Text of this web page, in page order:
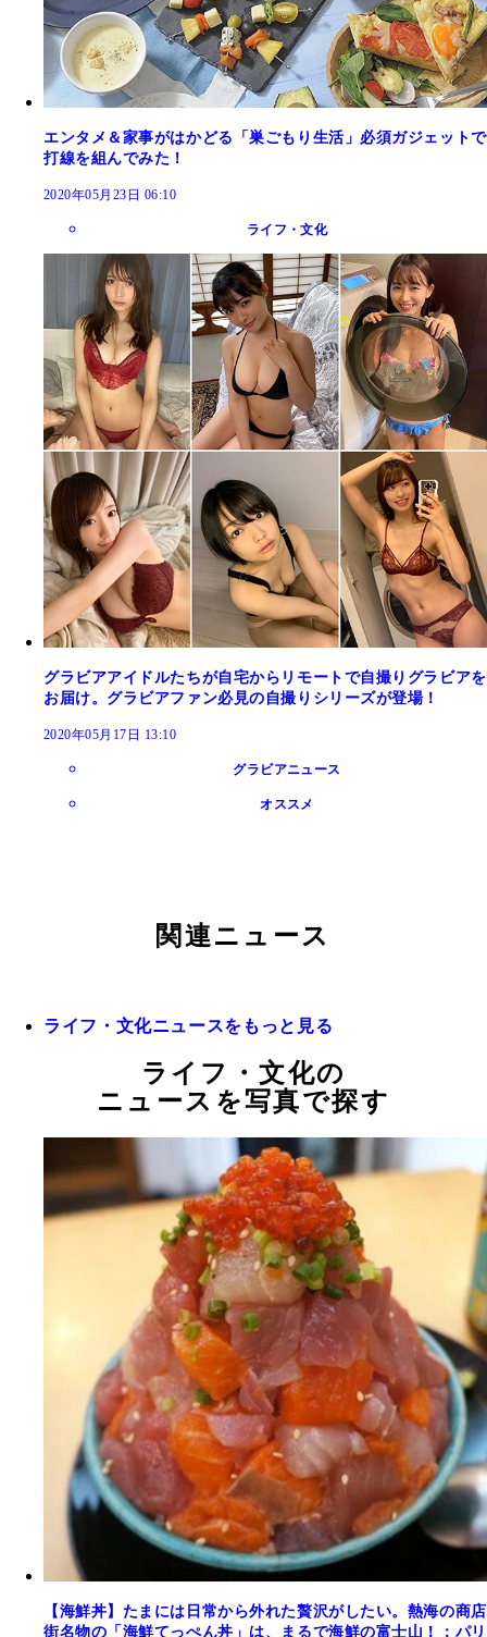
エンタメ＆家事がはかどる「巣ごもり生活」必須ガジェットで
打線を組んでみた！
2020年05月23日 06:10
ライフ・文化
グラビアアイドルたちが自宅からリモートで自撮りグラビアを
お届け。グラビアファン必見の自撮りシリーズが登場！
2020年05月17日 13:10
グラビアニュース
オススメ
関連ニュース
ライフ・文化ニュースをもっと見る
ライフ・文化の
ニュースを写真で探す
【海鮮丼】たまには日常から外れた贅沢がしたい。熱海の商店
街名物の「海鮮てっぺん丼」は、まるで海鮮の富士山！：パリ